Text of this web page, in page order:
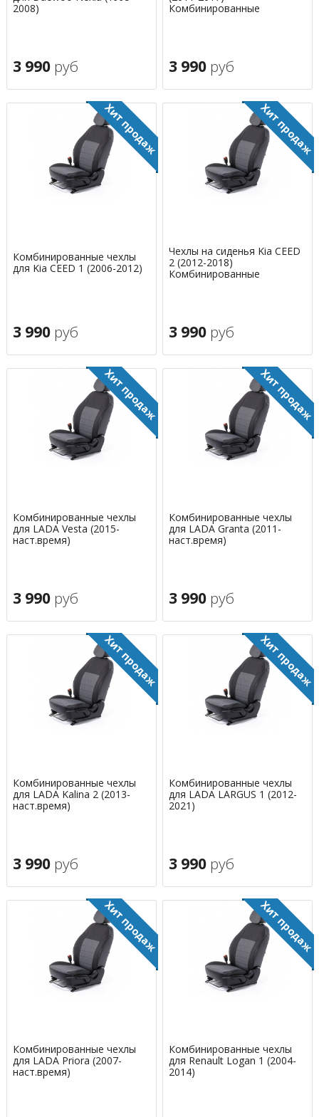
2008)
3 990 руб
Комбинированные
3 990 руб
Комбинированные чехлы
для Kia CEED 1 (2006-2012)
3 990 руб
Чехлы на сиденья Kia CEED
2 (2012-2018)
Комбинированные
3 990 руб
Комбинированные чехлы
для LADA Vesta (2015-
наст.время)
3 990 руб
Комбинированные чехлы
для LADA Granta (2011-
наст.время)
3 990 руб
Комбинированные чехлы
для LADA Kalina 2 (2013-
наст.время)
3 990 руб
Комбинированные чехлы
для LADA LARGUS 1 (2012-
2021)
3 990 руб
Комбинированные чехлы
для LADA Priora (2007-
наст.время)
Комбинированные чехлы
для Renault Logan 1 (2004-
2014)